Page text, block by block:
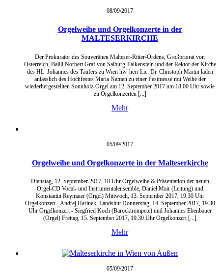
08/09/2017
Orgelweihe und Orgelkonzerte in der
MALTESERKIRCHE
Der Prokurator des Souveränen Malteser-Ritter-Ordens, Großpriorat von
Österreich, Bailli Norbert Graf von Salburg-Falkenstein und der Rektor der Kirche
des HL. Johannes des Täufers zu Wien hw. herr Lic. Dr. Christoph Martin laden
anlässlich des Hochfestes Maria Namen zu einer Festmesse mit Weihe der
wiederhergestellten Sonnholz-Orgel am 12. September 2017 um 18.00 Uhr sowie
zu Orgelkonzerten [...]
Mehr
05/09/2017
Orgelweihe und Orgelkonzerte in der Malteserkirche
Dienstag, 12. September 2017, 18 Uhr Orgelweihe & Präsentation der neuen
Orgel-CD Vocal- und Instrumentalensemble, Daniel Mair (Leitung) und
Konstantin Reymaier (Orgel) Mittwoch, 13. September 2017, 19.30 Uhr
Orgelkonzert - Andrej Harinek, Landshut Donnerstag, 14. September 2017, 19.30
Uhr Orgelkonzert - Siegfried Koch (Barocktrompete) und Johannes Ebenbauer
(Orgel) Freitag, 15. September 2017, 19.30 Uhr Orgelkonzert [...]
Mehr
05/09/2017